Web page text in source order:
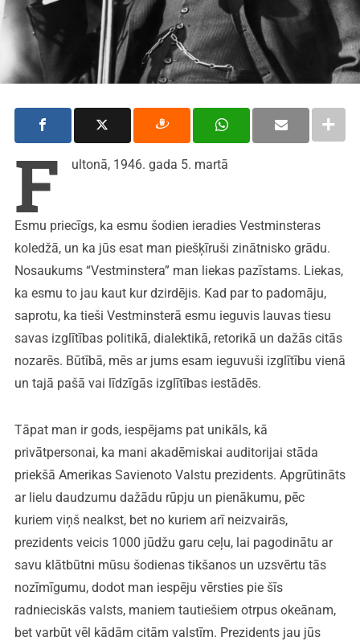
F ultonā, 1946. gada 5. martā
Esmu priecīgs, ka esmu šodien ieradies Vestminsteras
koledžā, un ka jūs esat man piešķīruši zinātnisko grādu.
Nosaukums “Vestminstera” man liekas pazīstams. Liekas,
ka esmu to jau kaut kur dzirdējis. Kad par to padomāju,
saprotu, ka tieši Vestminsterā esmu ieguvis lauvas tiesu
savas izglītības politikā, dialektikā, retorikā un dažās citās
nozarēs. Būtībā, mēs ar jums esam ieguvuši izglītību vienā
un tajā pašā vai līdzīgās izglītības iestādēs.
Tāpat man ir gods, iespējams pat unikāls, kā
privātpersonai, ka mani akadēmiskai auditorijai stāda
priekšā Amerikas Savienoto Valstu prezidents. Apgrūtināts
ar lielu daudzumu dažādu rūpju un pienākumu, pēc
kuriem viņš nealkst, bet no kuriem arī neizvairās,
prezidents veicis 1000 jūdžu garu ceļu, lai pagodinātu ar
savu klātbūtni mūsu šodienas tikšanos un uzsvērtu tās
nozīmīgumu, dodot man iespēju vērsties pie šīs
radnieciskās valsts, maniem tautiešiem otrpus okeānam,
bet varbūt vēl kādām citām valstīm. Prezidents jau jūs